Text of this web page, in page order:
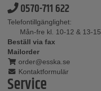
0570-711 622
Telefontillgänglighet:
Mån-fre kl. 10-12 & 13-15
Beställ via fax
Mailorder
order@esska.se
Kontaktformulär
Service